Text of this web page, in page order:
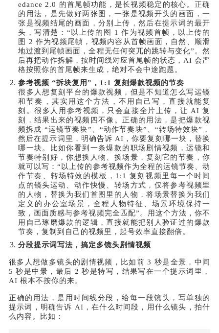
edance 2.0 的首尾帧功能，是长视频稳定的核心。正确
的用法，是先做好两张图，一张是视频开头的画面，一
张是视频结尾的画面，分别上传，然后在提示词的最开
头，写清楚：“以上传的图 1 作为视频首帧，以上传的
图 2 作为视频尾帧，视频内容从首帧画面，自然、顺滑
地过渡到尾帧画面，全程无任何突兀的跳转与变化”。然
后再把动作拆解，按时间线对应首尾帧的状态，AI 会严
格按照你的首尾帧来生成，绝对不会中途跑题。
参考视频 “拆块复用”，1:1 复刻爆款视频的节奏
很多人想复刻平台的爆款视频，但是不知道怎么写运镜
和节奏，其实用这个方法，不用自己写，直接就能复
刻。很多人用参考视频，只会直接全片上传，让 AI 复
刻，结果出来的视频四不像。正确的用法，是把爆款视
频拆成 “运镜节奏块”、“动作节奏块”、“转场特效块”，
然后在提示词里，明确告诉 AI，你要复刻哪一块，替换
哪一块。比如你看到一条爆款的职场剧情视频，运镜和
节奏特别好，你想换人物、换场景，复刻它的节奏，你
就可以写：“以上传的参考视频作为全程的运镜节奏、动
作节奏、转场特效的模板，1:1 复刻视频里每一个时间
点的镜头运动、动作快慢、转场方式，仅将参考视频里
的人物，替换为我们首图里的人物，将场景替换为我们
定义的办公室场景，全程人物特征、场景环境保持一
致，画面质感与参考视频完全匹配”。用这个方法，你不
用自己琢磨爆款的逻辑，直接就能把别人验证过的爆款
节奏，复制到自己的视频里，起号效率直接翻倍。
分段提示词写法，搞定多镜头剧情视频
很多人想做多镜头的剧情视频，比如前 3 秒是全景，中间
5 秒是中景，最后 2 秒是特写，结果写在一个提示词里，
AI 根本不按你的来。
正确的用法，是用时间线分段，给每一段镜头，写单独的
提示词，明确告诉 AI，在什么时间段，用什么镜头，拍什
么内容。比如：